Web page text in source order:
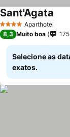
4 EstrelasAparthotel
Sant'Agata
8,3 Muito boa 175
Selecione as
exatos.